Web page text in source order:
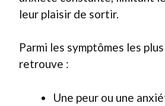
leur plaisir de sortir.
Parmi les symptômes les
retrouve :
Une peur ou une